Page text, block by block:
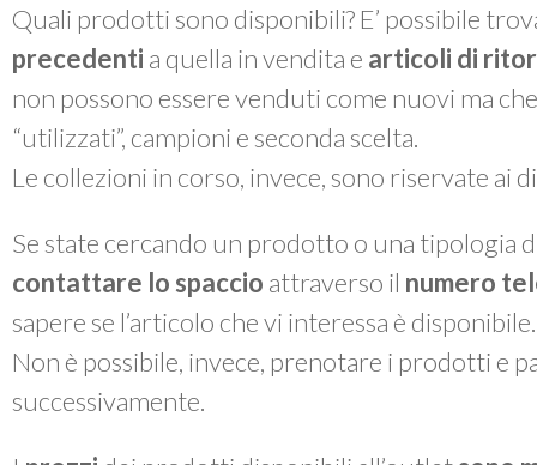
Quali prodotti sono disponibili? E’ possibile
precedenti a quella in vendita e articoli di
non possono essere venduti come nuovi ma
“utilizzati”, campioni e seconda scelta.
Le collezioni in corso, invece, sono riservate ai
Se state cercando un prodotto o una tipologia
contattare lo spaccio attraverso il numero
sapere se l’articolo che vi interessa è disponibile.
Non è possibile, invece, prenotare i prodotti e
successivamente.